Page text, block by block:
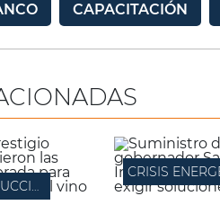
CAPACITACIÓN
ECONOMÍA Y PRODUCCIÓN
CRISIS